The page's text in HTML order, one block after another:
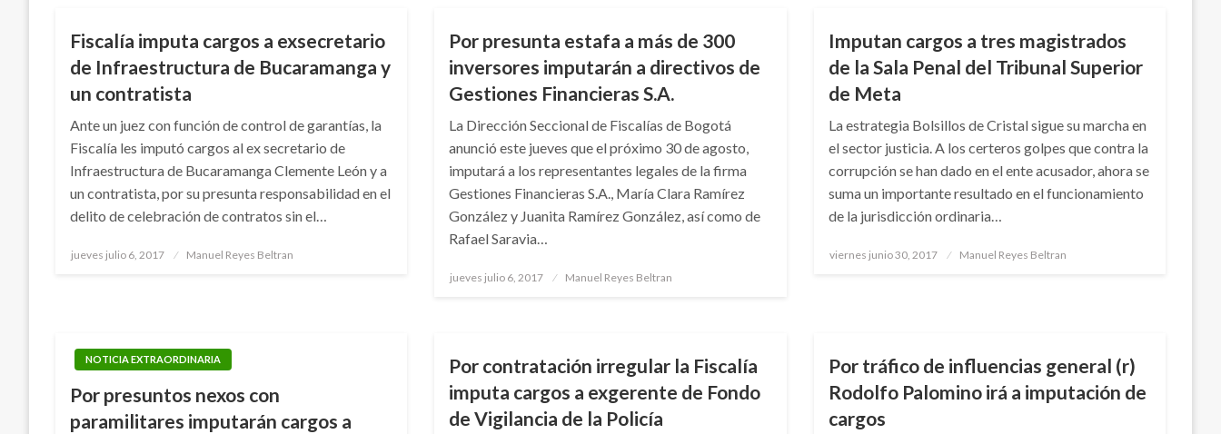
Fiscalía imputa cargos a exsecretario
de Infraestructura de Bucaramanga y
un contratista
Ante un juez con función de control de garantías, la
Fiscalía les imputó cargos al ex secretario de
Infraestructura de Bucaramanga Clemente León y a
un contratista, por su presunta responsabilidad en el
delito de celebración de contratos sin el…
Publicado
jueves julio 6, 2017 Manuel Reyes Beltran
Por presunta estafa a más de 300
inversores imputarán a directivos de
Gestiones Financieras S.A.
La Dirección Seccional de Fiscalías de Bogotá
anunció este jueves que el próximo 30 de agosto,
imputará a los representantes legales de la firma
Gestiones Financieras S.A., María Clara Ramírez
González y Juanita Ramírez González, así como de
Rafael Saravia…
Publicado
jueves julio 6, 2017 Manuel Reyes Beltran
Imputan cargos a tres magistrados
de la Sala Penal del Tribunal Superior
de Meta
La estrategia Bolsillos de Cristal sigue su marcha en
el sector justicia. A los certeros golpes que contra la
corrupción se han dado en el ente acusador, ahora se
suma un importante resultado en el funcionamiento
de la jurisdicción ordinaria…
Publicado
viernes junio 30, 2017 Manuel Reyes Beltran
NOTICIA EXTRAORDINARIA
Por presuntos nexos con
paramilitares imputarán cargos a
Por contratación irregular la Fiscalía
imputa cargos a exgerente de Fondo
de Vigilancia de la Policía
Por tráfico de influencias general (r)
Rodolfo Palomino irá a imputación de
cargos